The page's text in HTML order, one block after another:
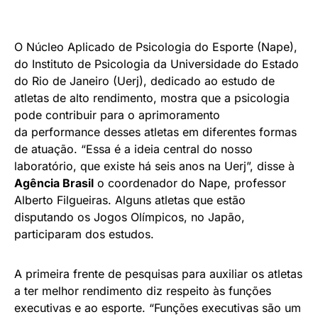
O Núcleo Aplicado de Psicologia do Esporte (Nape),
do Instituto de Psicologia da Universidade do Estado
do Rio de Janeiro (Uerj), dedicado ao estudo de
atletas de alto rendimento, mostra que a psicologia
pode contribuir para o aprimoramento
da performance desses atletas em diferentes formas
de atuação. “Essa é a ideia central do nosso
laboratório, que existe há seis anos na Uerj”, disse à
Agência Brasil o coordenador do Nape, professor
Alberto Filgueiras. Alguns atletas que estão
disputando os Jogos Olímpicos, no Japão,
participaram dos estudos.
A primeira frente de pesquisas para auxiliar os atletas
a ter melhor rendimento diz respeito às funções
executivas e ao esporte. “Funções executivas são um